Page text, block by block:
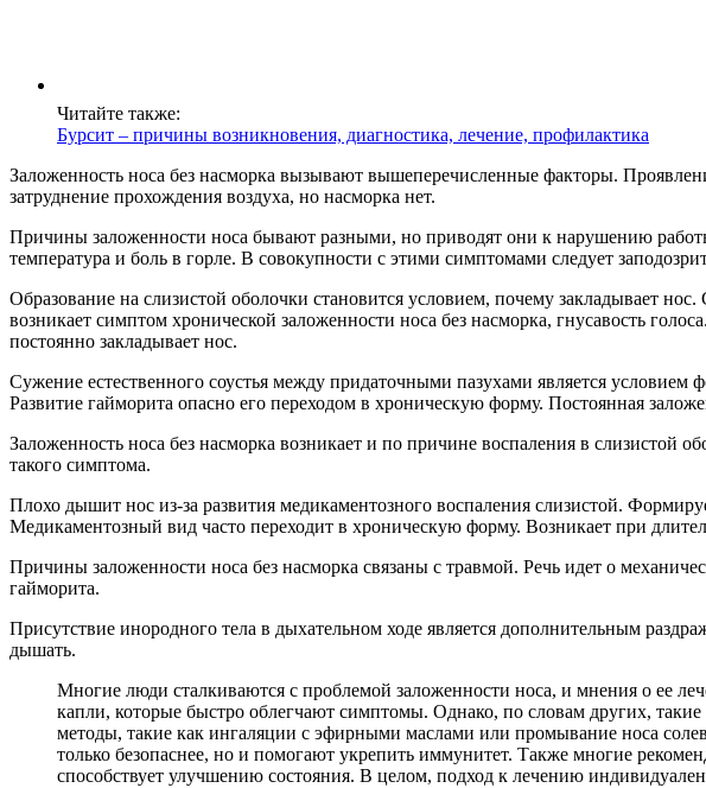
Читайте также:
Бурсит – причины возникновения, диагностика, лечение, профилактика
Заложенность носа без насморка вызывают вышеперечисленные факторы.
затруднение прохождения воздуха, но насморка нет.
Причины заложенности носа бывают разными, но приводят они к нарушению
температура и боль в горле. В совокупности с этими симптомами следует
Образование на слизистой оболочки становится условием, почему закладывает
возникает симптом хронической заложенности носа без насморка, гнусавость
постоянно закладывает нос.
Сужение естественного соустья между придаточными пазухами является
Развитие гайморита опасно его переходом в хроническую форму. Постоянная
Заложенность носа без насморка возникает и по причине воспаления в слизистой
такого симптома.
Плохо дышит нос из-за развития медикаментозного воспаления слизистой.
Медикаментозный вид часто переходит в хроническую форму. Возникает при
Причины заложенности носа без насморка связаны с травмой. Речь идет о
гайморита.
Присутствие инородного тела в дыхательном ходе является дополнительным
дышать.
Многие люди сталкиваются с проблемой заложенности носа, и мнения о ее
капли, которые быстро облегчают симптомы. Однако, по словам других,
методы, такие как ингаляции с эфирными маслами или промывание носа
только безопаснее, но и помогают укрепить иммунитет. Также многие
способствует улучшению состояния. В целом, подход к лечению